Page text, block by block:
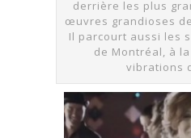
derrière les plus
œuvres grandioses
Il parcourt aussi les
de Montréal, à
vibrations